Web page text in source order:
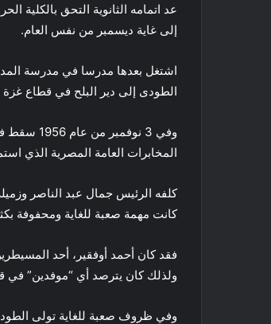
إلى غاية ديسمبر من نفس العام.
الطودى إلى دير البلح في قطاع غزة ثم إلى
المخابرات العامة المصرية الذي استمر
كلفه الرئيس جمال عبد الناصر
كانت مهمة صعبة للغاية ومحفوفة
فقد كان أحمد أوفقير، أحد
ولذلك كان يترصد أي “موفدين” في
وفي ظروف صعبة للغاية تولى الطودي